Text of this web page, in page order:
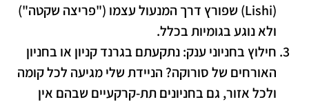
(Lishi) שפורץ דרך המנעול עצמו ("פריצה שקטה")
ולא נוגע בגומיות בכלל.
חילוץ בחניוני ענק:נתקעתם בגרנד קניון או בחניון
האורחים של סורוקה? הניידת שלי מגיעה לכל קומה
ולכל אזור, גם בחניונים תת-קרקעיים שבהם אין